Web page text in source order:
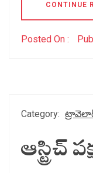
CONTINUE
Posted On :
Category:
ఆస్ట్రిచ్